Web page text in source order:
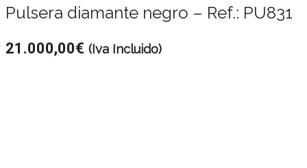
Pulsera diamante negro – Ref.: PU831
21.000,00€ (Iva Incluido)